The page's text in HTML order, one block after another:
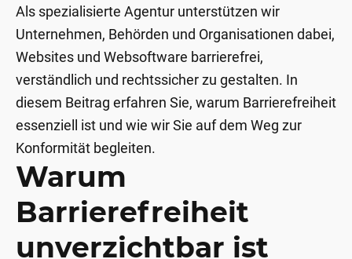
Als spezialisierte Agentur unterstützen wir
Unternehmen, Behörden und Organisationen dabei,
Websites und Websoftware barrierefrei,
verständlich und rechtssicher zu gestalten. In
diesem Beitrag erfahren Sie, warum Barrierefreiheit
essenziell ist und wie wir Sie auf dem Weg zur
Konformität begleiten.
Warum
Barrierefreiheit
unverzichtbar ist